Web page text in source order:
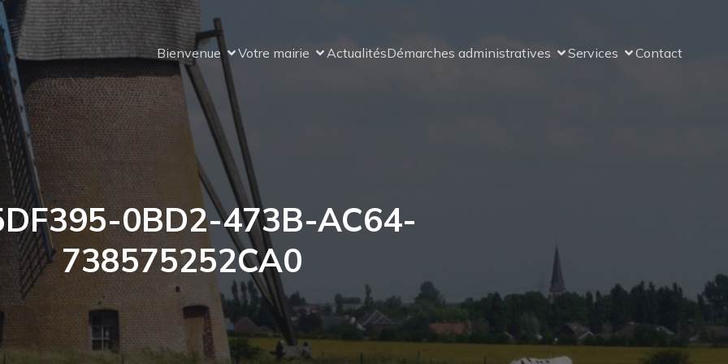
Bienvenue Votre mairie ActualitésDémarches administratives Services Contact
0BD2-473B-AC64-
738575252CA0